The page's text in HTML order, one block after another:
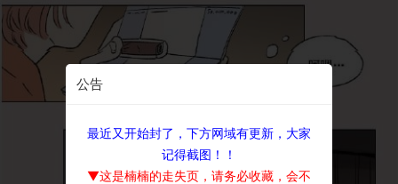
公告
最近又开始封了，下方网域有更新，大家
记得截图！！
▼这是楠楠的走失页，请务必收藏，会不